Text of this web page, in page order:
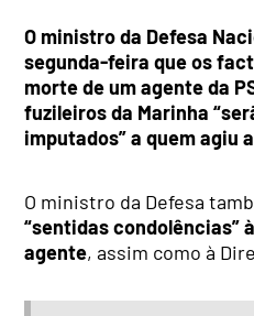
O ministro da Defesa
segunda-feira que os
morte de um agente da
fuzileiros da Marinha
imputados” a quem agiu
O ministro da Defesa
“sentidas condolências”
agente, assim como à